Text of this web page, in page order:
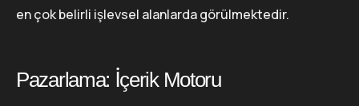
en çok belirli işlevsel alanlarda görülmektedir.
Pazarlama: İçerik Motoru